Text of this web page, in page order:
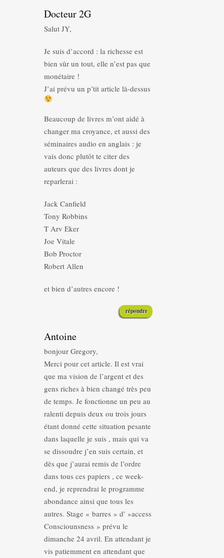
Docteur 2G
Salut JY,
Je suis d’accord : la richesse est
bien sûr un tout, elle n’est pas que
monétaire !
J’ai prévu un p’tit article là-dessus
Beaucoup de livres m’ont aidé à
changer ma croyance, et aussi des
séminaires audio en anglais : je
vais donc plutôt te citer des
auteurs que des livres dont je
reparlerai :
Jack Canfield
Tony Robbins
T Arv Eker
Joe Vitale
Bob Proctor
Robert Allen
et bien d’autres encore !
répondre
Antoine
bonjour Gregory,
Merci pour cet article. Il est vrai
que ma vision de l’argent et des
gens riches à bien changé très peu
de temps. Je fonctionne un peu au
ralenti depuis deux ou trois jours
étant donné cette situation pesante
dans laquelle je suis , mais qui va
se dissoudre j’en suis certain, et
dès que j’aurai remis de l’ordre
dans tous ces papiers , ce week-
end, je reprendrai le programme
abondance ainsi que tous les
autres. Stage « barres » d' »access
Consciounsness » prévu le
dimanche 24 avril. En attendant je
vis patiemment en attendant que